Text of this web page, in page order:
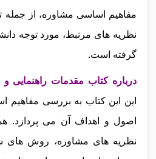
مفاهیم اساسی مشاوره، از جمله
نظریه‌ های مرتبط، مورد توجه
گرفته است.
درباره کتاب مقدمات راهنمایی
این این کتاب به بررسی مفاهیم
اصول و اهداف آن می‌ پردازد.
نظریه‌ های مشاوره، روش‌ های